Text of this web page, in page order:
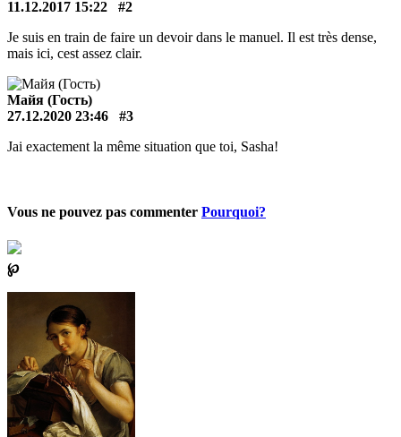
11.12.2017 15:22
#2
Je suis en train de faire un devoir dans le manuel. Il est très dense,
mais ici, cest assez clair.
Майя (Гость)
27.12.2020 23:46
#3
Jai exactement la même situation que toi, Sasha!
Vous ne pouvez pas commenter Pourquoi?
℘